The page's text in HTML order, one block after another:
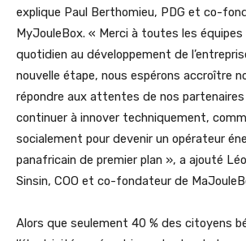
explique Paul Berthomieu, PDG et co-
MyJouleBox. « Merci à toutes les
quotidien au développement de
nouvelle étape, nous espérons accroître
répondre aux attentes de nos
continuer à innover techniquement,
socialement pour devenir un opérateur
panafricain de premier plan », a ajouté
Sinsin, COO et co-fondateur de
Alors que seulement 40 % des citoyens